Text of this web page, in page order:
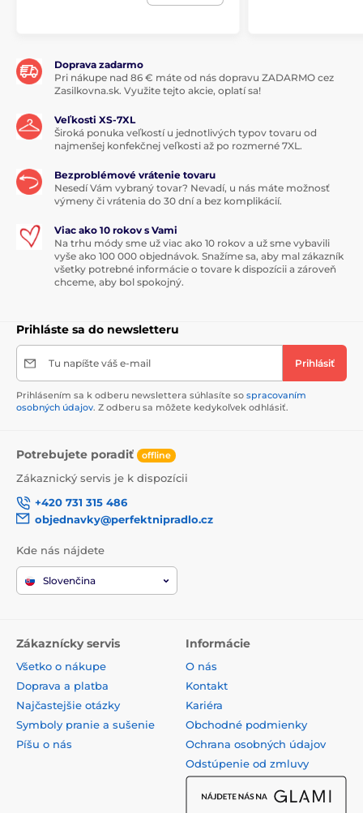
Doprava zadarmo
Pri nákupe nad 86 € máte od nás dopravu ZADARMO cez
Zasilkovna.sk. Využite tejto akcie, oplatí sa!
Veľkosti XS-7XL
Široká ponuka veľkostí u jednotlivých typov tovaru od
najmenšej konfekčnej veľkosti až po rozmerné 7XL.
Bezproblémové vrátenie tovaru
Nesedí Vám vybraný tovar? Nevadí, u nás máte možnosť
výmeny či vrátenia do 30 dní a bez komplikácií.
Viac ako 10 rokov s Vami
Na trhu módy sme už viac ako 10 rokov a už sme vybavili
vyše ako 100 000 objednávok. Snažíme sa, aby mal zákazník
všetky potrebné informácie o tovare k dispozícii a zároveň
chceme, aby bol spokojný.
Prihláste sa do newsletteru
Tu napíšte váš e-mail Prihlásiť
Prihlásením sa k odberu newslettera súhlasíte so spracovaním
osobných údajov. Z odberu sa môžete kedykoľvek odhlásiť.
Potrebujete poradiť offline
Zákaznický servis je k dispozícii
+420 731 315 486
objednavky@perfektnipradlo.cz
Kde nás nájdete
Slovenčina
Zákaznícky servis
Všetko o nákupe
Doprava a platba
Najčastejšie otázky
Symboly pranie a sušenie
Píšu o nás
Informácie
O nás
Kontakt
Kariéra
Obchodné podmienky
Ochrana osobných údajov
Odstúpenie od zmluvy